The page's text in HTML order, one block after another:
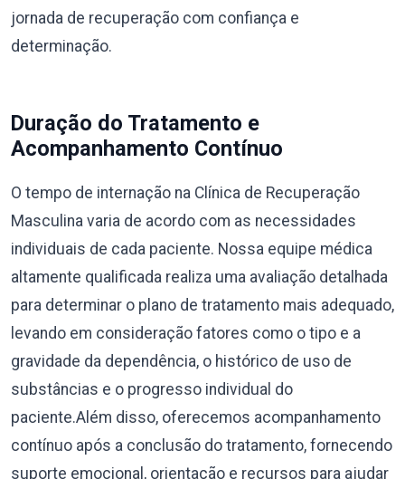
jornada de recuperação com confiança e
determinação.
Duração do Tratamento e
Acompanhamento Contínuo
O tempo de internação na Clínica de Recuperação
Masculina varia de acordo com as necessidades
individuais de cada paciente. Nossa equipe médica
altamente qualificada realiza uma avaliação detalhada
para determinar o plano de tratamento mais adequado,
levando em consideração fatores como o tipo e a
gravidade da dependência, o histórico de uso de
substâncias e o progresso individual do
paciente.Além disso, oferecemos acompanhamento
contínuo após a conclusão do tratamento, fornecendo
suporte emocional, orientação e recursos para ajudar